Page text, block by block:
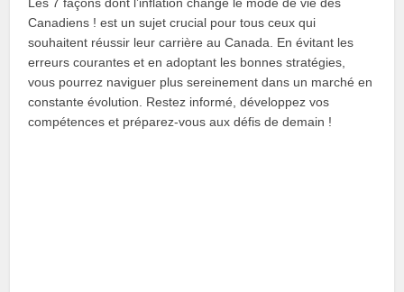
Canadiens ! est un sujet crucial pour tous ceux qui
souhaitent réussir leur carrière au Canada. En évitant les
erreurs courantes et en adoptant les bonnes stratégies,
vous pourrez naviguer plus sereinement dans un marché en
constante évolution. Restez informé, développez vos
compétences et préparez-vous aux défis de demain !